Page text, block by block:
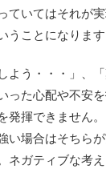
ていてはそれが
うことになります
よう・・・」、
った心配や不安
発揮できません
い場合はそちら
ネガティブな考